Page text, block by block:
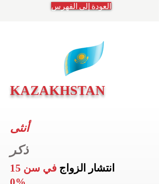
العودة إلى الفهرس
KAZAKHSTAN
أنثى
ذكر
انتشار الزواج في سن 15